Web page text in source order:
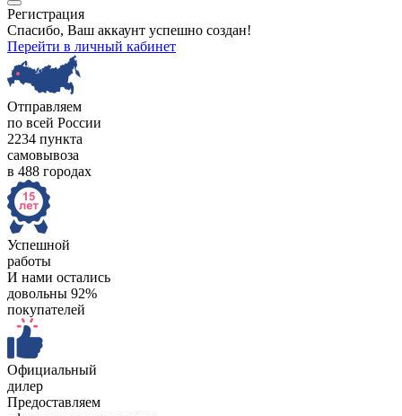
Регистрация
Спасибо, Ваш аккаунт успешно создан!
Перейти в личный кабинет
Отправляем
по всей России
2234 пункта
самовывоза
в 488 городах
Успешной
работы
И нами остались
довольны 92%
покупателей
Официальный
дилер
Предоставляем